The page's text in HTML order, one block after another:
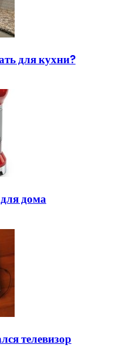
для кухни?
дома
телевизор